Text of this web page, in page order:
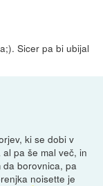
Sicer pa bi ubijal
ki se dobi v
pa še mal več, in
da borovnica, pa
noisette je